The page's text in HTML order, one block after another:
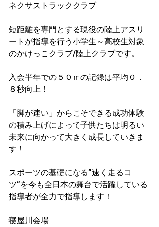
ネクサストラッククラブ
短距離を専門とする現役の陸上アスリ
ートが指導を行う小学生～高校生対象
のかけっこクラブ/陸上クラブです。
入会半年での５０ｍの記録は平均０．
８秒向上！​
「脚が速い」からこそできる成功体験
の積み上げによって子供たちは明るい
未来に向かって大きく成長していきま
す！
スポーツの基礎になる”速く走るコ
ツ”を今も全日本の舞台で活躍している
指導者が​全力で指導します！
寝屋川会場